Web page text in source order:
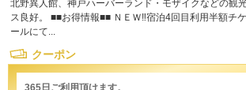
北野異人館、神戸ハーバーランド・モザイクなどの観
ス良好。 ■■お得情報■■ ＮＥＷ‼宿泊4回目利用半額チ
ールにて...
クーポン
365日ご利用頂けます。